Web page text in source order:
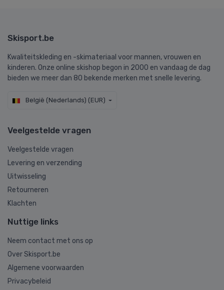
Skisport.be
Kwaliteitskleding en -skimateriaal voor mannen, vrouwen en
kinderen. Onze online skishop begon in 2000 en vandaag de dag
bieden we meer dan 80 bekende merken met snelle levering.
België (Nederlands) (EUR)
Veelgestelde vragen
Veelgestelde vragen
Levering en verzending
Uitwisseling
Retourneren
Klachten
Nuttige links
Neem contact met ons op
Over Skisport.be
Algemene voorwaarden
Privacybeleid